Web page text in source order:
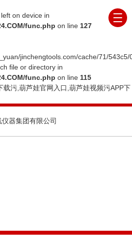
on device in
func.php on line 127
jinchengtools.com/cache/71/543c5/
file or directory in
func.php on line 115
污,葫芦娃官网入口,葫芦娃视频污APP下